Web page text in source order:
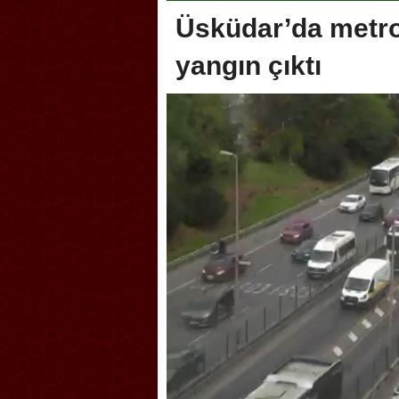
Üsküdar’da
yangın çıktı
Akçakoca, Geleneksel Türk Okçuluğu
Şampiyonası’na ev sahipliği yapıyor
Askerlik
karıştırdı!